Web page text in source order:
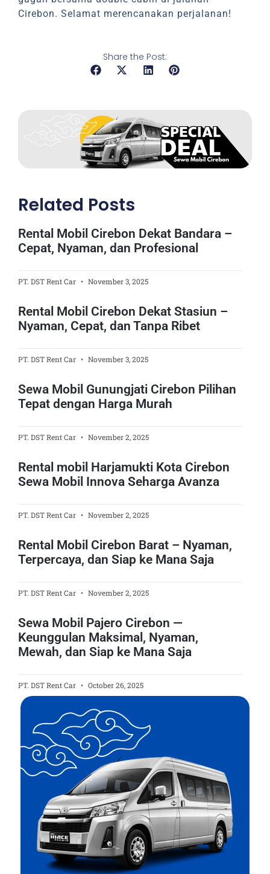
Cirebon. Selamat merencanakan perjalanan!
Share the Post:
Related Posts
Rental Mobil Cirebon Dekat Bandara –
Cepat, Nyaman, dan Profesional
PT. DST Rent Car November 3, 2025
Rental Mobil Cirebon Dekat Stasiun –
Nyaman, Cepat, dan Tanpa Ribet
PT. DST Rent Car November 3, 2025
Sewa Mobil Gunungjati Cirebon Pilihan
Tepat dengan Harga Murah
PT. DST Rent Car November 2, 2025
Rental mobil Harjamukti Kota Cirebon
Sewa Mobil Innova Seharga Avanza
PT. DST Rent Car November 2, 2025
Rental Mobil Cirebon Barat – Nyaman,
Terpercaya, dan Siap ke Mana Saja
PT. DST Rent Car November 2, 2025
Sewa Mobil Pajero Cirebon —
Keunggulan Maksimal, Nyaman,
Mewah, dan Siap ke Mana Saja
PT. DST Rent Car October 26, 2025